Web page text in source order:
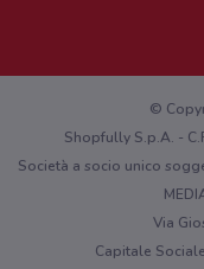
Hai un malfunzionamento
©
Shopfully S.p.A. -
Società a socio unico
Via
Capitale